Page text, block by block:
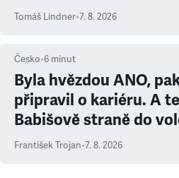
prioritu
Tomáš Lindner•7. 8. 2026
Česko•6 minut
Byla hvězdou ANO,
připravil o kariéru. A
Babišově straně do
František Trojan•7. 8. 2026